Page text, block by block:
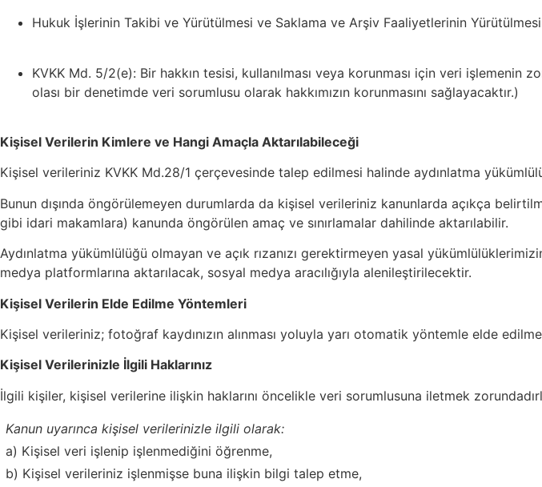
Hukuk İşlerinin Takibi ve Yürütülmesi ve Saklama ve Arşiv Faaliyetlerinin Yürütülmesi
KVKK Md. 5/2(e): Bir hakkın tesisi, kullanılması veya korunması için veri işlemenin
olası bir denetimde veri sorumlusu olarak hakkımızın korunmasını sağlayacaktır.)
Kişisel Verilerin Kimlere ve Hangi Amaçla Aktarılabileceği
Kişisel verileriniz KVKK Md.28/1 çerçevesinde talep edilmesi halinde aydınlatma
Bunun dışında öngörülemeyen durumlarda da kişisel verileriniz kanunlarda açıkça
gibi idari makamlara) kanunda öngörülen amaç ve sınırlamalar dahilinde aktarılabilir.
Aydınlatma yükümlülüğü olmayan ve açık rızanızı gerektirmeyen yasal
medya platformlarına aktarılacak, sosyal medya aracılığıyla alenileştirilecektir.
Kişisel Verilerin Elde Edilme Yöntemleri
Kişisel verileriniz; fotoğraf kaydınızın alınması yoluyla yarı otomatik yöntemle elde
Kişisel Verilerinizle İlgili Haklarınız
İlgili kişiler, kişisel verilerine ilişkin haklarını öncelikle veri sorumlusuna iletmek
Kanun uyarınca kişisel verilerinizle ilgili olarak:
a) Kişisel veri işlenip işlenmediğini öğrenme,
b) Kişisel verileriniz işlenmişse buna ilişkin bilgi talep etme,